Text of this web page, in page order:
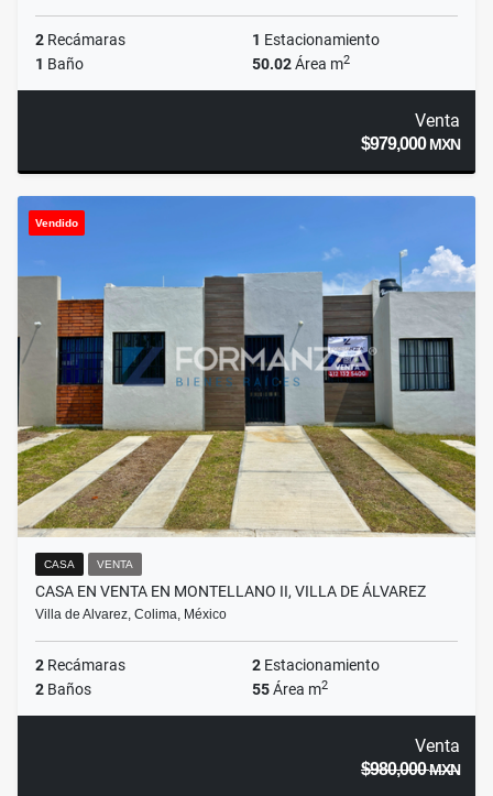
2 Recámaras 1 Estacionamiento
1 Baño 50.02Área m2
Venta
$979,000MXN
Vendido
CASA VENTA
CASA EN VENTA EN MONTELLANO II, VILLA DE ÁLVAREZ
Villa de Alvarez, Colima, México
2 Recámaras 2 Estacionamiento
2 Baños 55Área m2
Venta
$980,000MXN